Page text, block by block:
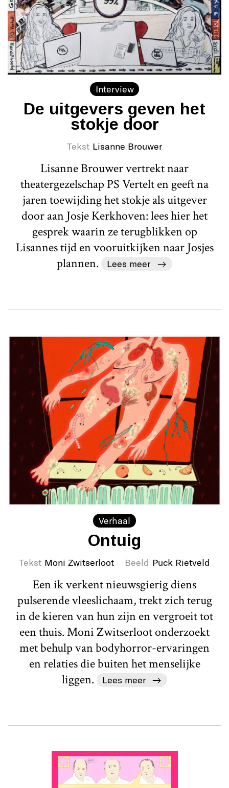
Interview
De uitgevers geven het
stokje door
Tekst Lisanne Brouwer
Lisanne Brouwer vertrekt naar
theatergezelschap PS Vertelt en geeft na
jaren toewijding het stokje als uitgever
door aan Josje Kerkhoven: lees hier het
gesprek waarin ze terugblikken op
Lisannes tijd en vooruitkijken naar Josjes
plannen.
Lees meer
Verhaal
Ontuig
Tekst Moni Zwitserloot Beeld Puck Rietveld
Een ik verkent nieuwsgierig diens
pulserende vleeslichaam, trekt zich terug
in de kieren van hun zijn en vergroeit tot
een thuis. Moni Zwitserloot onderzoekt
met behulp van bodyhorror-ervaringen
en relaties die buiten het menselijke
liggen.
Lees meer